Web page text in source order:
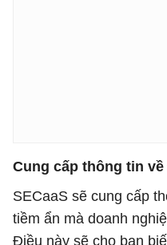
Cung cấp thông tin
SECaaS sẽ cung cấp
tiềm ẩn mà doanh
Điều này sẽ cho bạn